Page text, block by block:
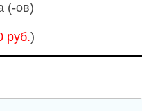
(-ов)
руб.)